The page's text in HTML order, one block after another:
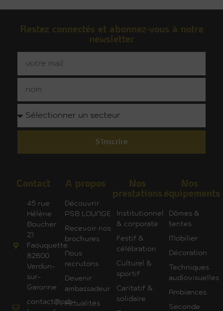
Restez connectés et abonnez-vous à notre
newsletter
S'inscrire
Contact
45 rue
Hélène
Boucher
ZI
Faouquette
82600
Verdun-
sur-
Garonne
contact@psb-
A propos
Découvrir
PSB LOUNGE
Recevoir nos
brochures
Nous
recrutons
Devenir
ambassadeur
Actualités
Nos
prestations
Institutionnel
& corporate
Festif &
célébration
Culturel &
sportif
Caritatif &
solidaire
Nos
équipements
Dômes &
tentes
Mobilier
Décoration
Techniques
audiovisuelles
Ambiances
Seconde